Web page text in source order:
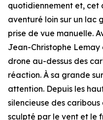
quotidiennement et, cet
aventuré loin sur un lac
prise de vue manuelle.
Jean-Christophe
drone au-dessus des
réaction. À sa grande
attention. Depuis les
silencieuse des
sculpté par le vent et le